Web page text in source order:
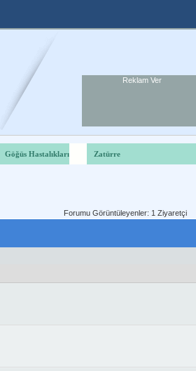
Reklam Ver
Göğüs Hastalıkları Zatürre
Forumu Görüntüleyenler: 1 Ziyaretçi